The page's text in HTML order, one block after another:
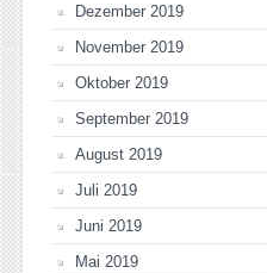
Dezember 2019
November 2019
Oktober 2019
September 2019
August 2019
Juli 2019
Juni 2019
Mai 2019